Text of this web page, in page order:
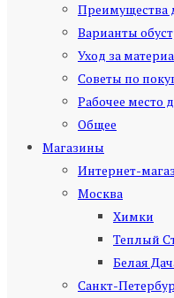
Преимущества
Варианты
Уход за
Советы по
Рабочее место
Общее
Магазины
Интернет-
Москва
Химки
Теплый
Белая
Санкт-